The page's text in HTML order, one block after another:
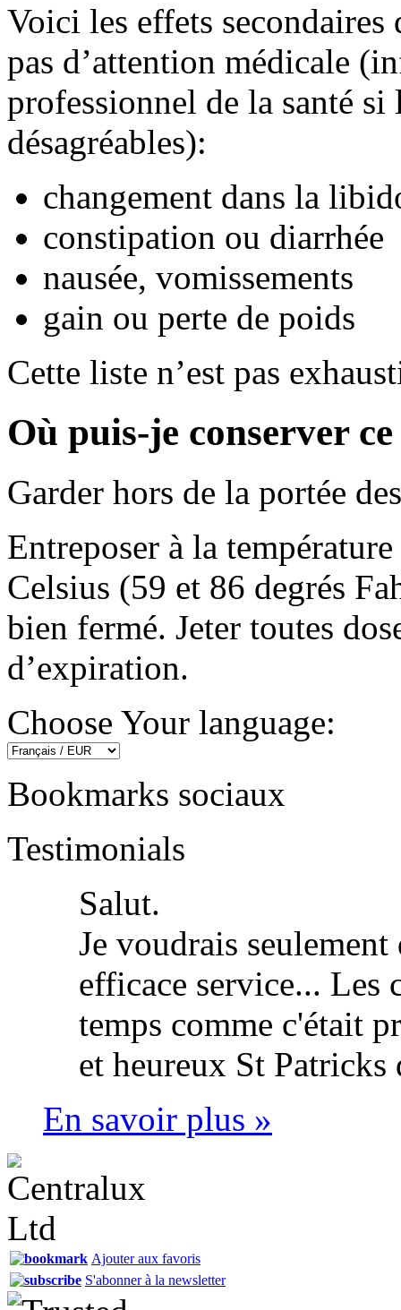
Voici les effets
pas d’attention médicale
professionnel de la santé
désagréables):
changement dans la
constipation ou diarrhée
nausée, vomissements
gain ou perte de poids
Cette liste n’est pas
Où puis-je conserver
Garder hors de la portée
Entreposer à la
Celsius (59 et 86 degrés
bien fermé. Jeter toutes
d’expiration.
Choose Your language:
Bookmarks sociaux
Testimonials
Salut.
Je voudrais
efficace service... Les
temps comme c'était
et heureux St
En savoir plus »
Ajouter aux favoris
S'abonner à la newsletter